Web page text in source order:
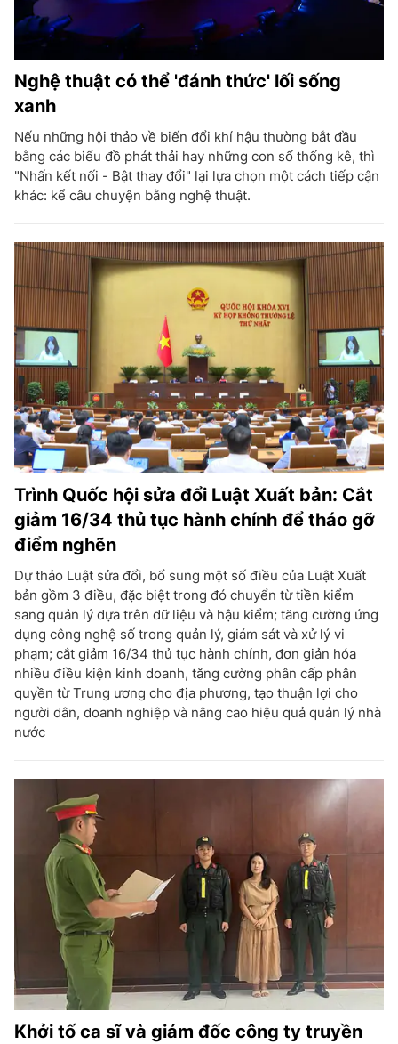
Nghệ thuật có thể 'đánh thức' lối sống
xanh
Nếu những hội thảo về biến đổi khí hậu thường bắt đầu
bằng các biểu đồ phát thải hay những con số thống kê, thì
"Nhấn kết nối - Bật thay đổi" lại lựa chọn một cách tiếp cận
khác: kể câu chuyện bằng nghệ thuật.
Trình Quốc hội sửa đổi Luật Xuất bản: Cắt
giảm 16/34 thủ tục hành chính để tháo gỡ
điểm nghẽn
Dự thảo Luật sửa đổi, bổ sung một số điều của Luật Xuất
bản gồm 3 điều, đặc biệt trong đó chuyển từ tiền kiểm
sang quản lý dựa trên dữ liệu và hậu kiểm; tăng cường ứng
dụng công nghệ số trong quản lý, giám sát và xử lý vi
phạm; cắt giảm 16/34 thủ tục hành chính, đơn giản hóa
nhiều điều kiện kinh doanh, tăng cường phân cấp phân
quyền từ Trung ương cho địa phương, tạo thuận lợi cho
người dân, doanh nghiệp và nâng cao hiệu quả quản lý nhà
nước
Khởi tố ca sĩ và giám đốc công ty truyền